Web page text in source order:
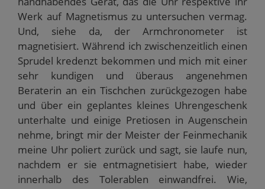
Werk auf Magnetismus zu untersuchen vermag.
Und, siehe da, der Armchronometer ist
magnetisiert. Während ich zwischenzeitlich einen
Sprudel kredenzt bekommen und mich mit einer
sehr kundigen und überaus angenehmen
Beraterin an ein Tischchen zurückgezogen habe
und über ein geplantes kleines Uhrengeschenk
unterhalte und einige Pretiosen in Augenschein
nehme, bringt mir der Meister der Feinmechanik
meine Uhr poliert zurück und sagt, sie laufe nun,
nachdem er sie entmagnetisiert habe, wieder
innerhalb des Tolerablen einwandfrei. Wie,